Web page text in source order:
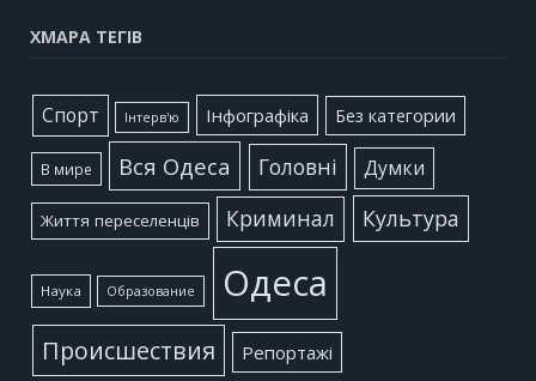
ХМАРА ТЕГІВ
Cпорт Інтерв'ю Інфографіка Без категории
В мире Вся Одеса Головні Думки
Життя переселенців Криминал Культура
Наука Образование Одеса
Происшествия Репортажі